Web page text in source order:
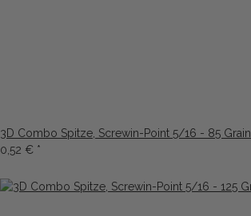
3D Combo Spitze, Screwin-Point 5/16 - 85 Grain
0,52 € *